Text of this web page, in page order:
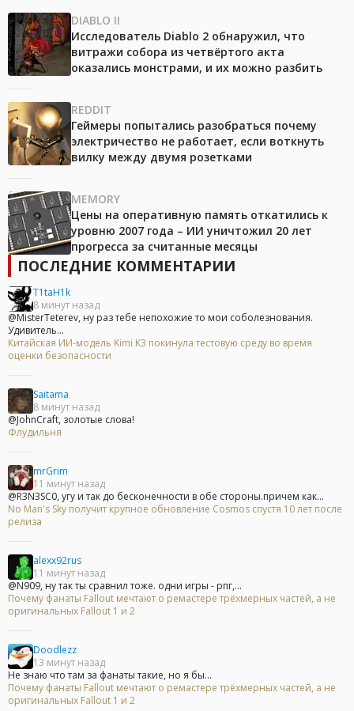
DIABLO II
Исследователь Diablo 2 обнаружил, что
витражи собора из четвёртого акта
оказались монстрами, и их можно разбить
REDDIT
Геймеры попытались разобраться почему
электричество не работает, если воткнуть
вилку между двумя розетками
MEMORY
Цены на оперативную память откатились к
уровню 2007 года – ИИ уничтожил 20 лет
прогресса за считанные месяцы
ПОСЛЕДНИЕ КОММЕНТАРИИ
T1taH1k
8 минут назад
@MisterTeterev, ну раз тебе непохожие то мои соболезнования.
Удивитель...
Китайская ИИ-модель Kimi K3 покинула тестовую среду во время
оценки безопасности
Saitama
8 минут назад
@JohnCraft, золотые слова!
Флудильня
mrGrim
11 минут назад
@R3N3SC0, угу и так до бесконечности в обе стороны.причем как...
No Man's Sky получит крупное обновление Cosmos спустя 10 лет после
релиза
alexx92rus
11 минут назад
@N909, ну так ты сравнил тоже. одни игры - рпг,...
Почему фанаты Fallout мечтают о ремастере трёхмерных частей, а не
оригинальных Fallout 1 и 2
Doodlezz
13 минут назад
Не знаю что там за фанаты такие, но я бы...
Почему фанаты Fallout мечтают о ремастере трёхмерных частей, а не
оригинальных Fallout 1 и 2